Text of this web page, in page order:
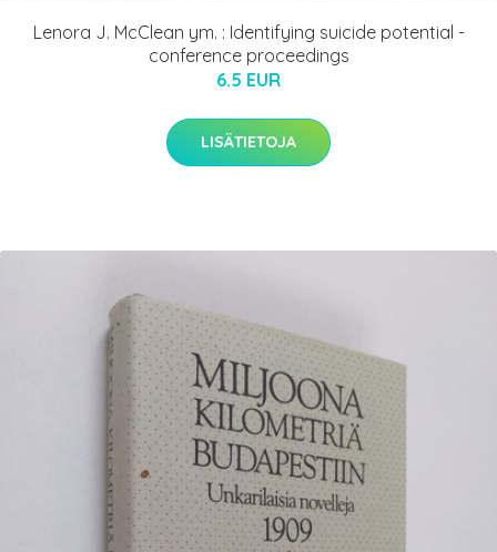
Lenora J. McClean ym. : Identifying suicide potential -
conference proceedings
6.5 EUR
LISÄTIETOJA